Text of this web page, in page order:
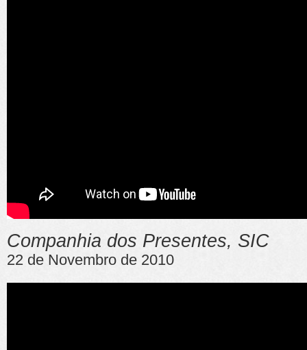
Companhia dos Presentes, SIC
22 de Novembro de 2010